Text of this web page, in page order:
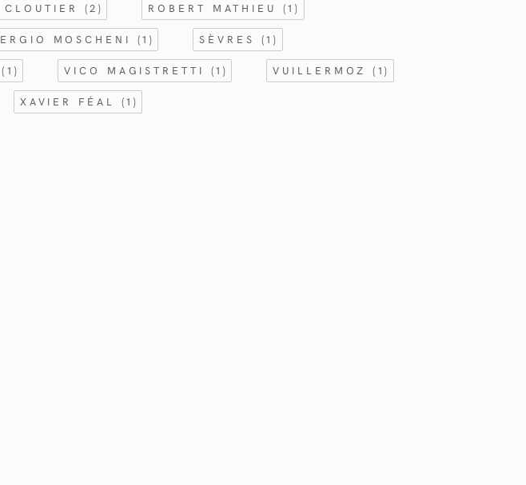
(2) ROBERT MATHIEU (1)
MOSCHENI (1) SÈVRES (1)
(1) VICO MAGISTRETTI (1) VUILLERMOZ(1)
XAVIER FÉAL (1)